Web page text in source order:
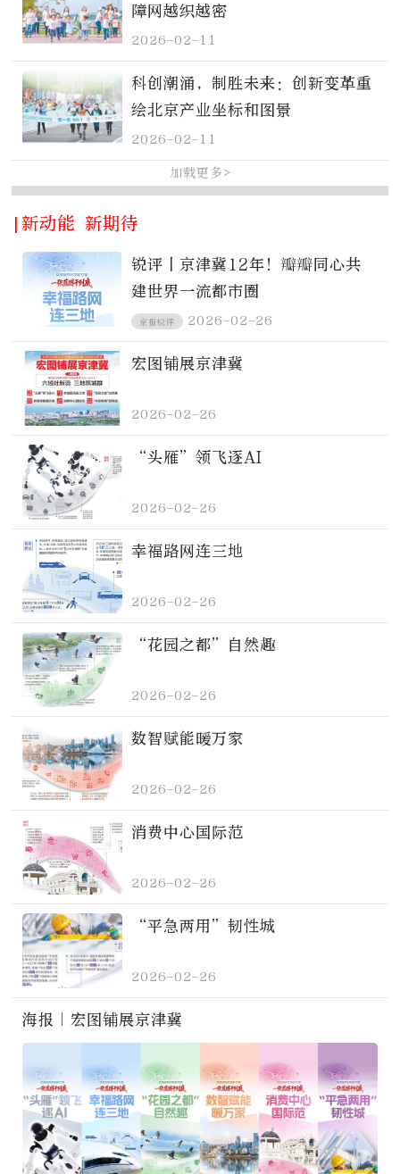
障网越织越密
2026-02-11
科创潮涌，制胜未来：创新变革重
绘北京产业坐标和图景
2026-02-11
加载更多>
|新动能 新期待
锐评丨京津冀12年！瓣瓣同心共
建世界一流都市圈
京报锐评 2026-02-26
宏图铺展京津冀
2026-02-26
“头雁”领飞逐AI
2026-02-26
幸福路网连三地
2026-02-26
“花园之都”自然趣
2026-02-26
数智赋能暖万家
2026-02-26
消费中心国际范
2026-02-26
“平急两用”韧性城
2026-02-26
海报｜宏图铺展京津冀